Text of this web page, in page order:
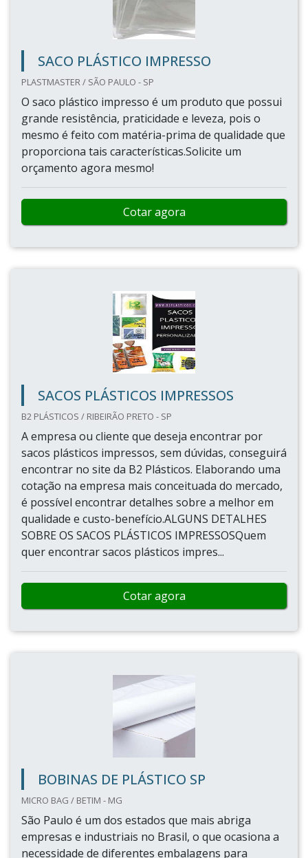
SACO PLÁSTICO IMPRESSO
PLASTMASTER / SÃO PAULO - SP
O saco plástico impresso é um produto que possui
grande resistência, praticidade e leveza, pois o
mesmo é feito com matéria-prima de qualidade que
proporciona tais características.Solicite um
orçamento agora mesmo!
Cotar agora
SACOS PLÁSTICOS IMPRESSOS
B2 PLÁSTICOS / RIBEIRÃO PRETO - SP
A empresa ou cliente que deseja encontrar por
sacos plásticos impressos, sem dúvidas, conseguirá
encontrar no site da B2 Plásticos. Elaborando uma
cotação na empresa mais conceituada do mercado,
é possível encontrar detalhes sobre a melhor em
qualidade e custo-benefício.ALGUNS DETALHES
SOBRE OS SACOS PLÁSTICOS IMPRESSOSQuem
quer encontrar sacos plásticos impres...
Cotar agora
BOBINAS DE PLÁSTICO SP
MICRO BAG / BETIM - MG
São Paulo é um dos estados que mais abriga
empresas e industriais no Brasil, o que ocasiona a
necessidade de diferentes embalagens para